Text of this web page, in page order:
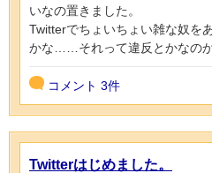
いなの置きました。
Twitterでちょいちょい雑な奴を
かな……それって違反とかなの
コメント 3件
Twitterはじめました。